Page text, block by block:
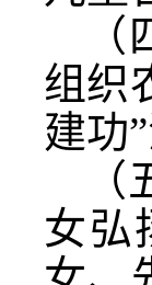
组织
建功”
女弘